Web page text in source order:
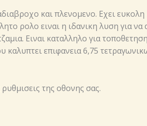
και πλενομενο. Εχει
ρολο ειναι η ιδανικη λυση για να
Ειναι καταλληλο για
καλυπτει επιφανεια 6,75
της οθονης σας.